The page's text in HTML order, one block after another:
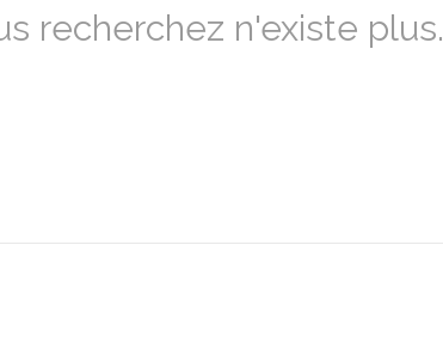
recherchez n'existe plus.